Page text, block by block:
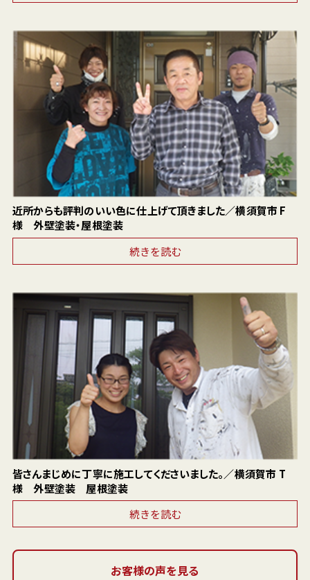
近所からも評判のいい色に仕上げて頂きました／横須賀市 F
様 外壁塗装・屋根塗装
続きを読む
皆さんまじめに丁寧に施工してくださいました。／横須賀市 T
様 外壁塗装 屋根塗装
続きを読む
お客様の声を見る